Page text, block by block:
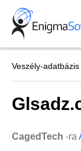
Skip
content
Veszély-adatbázis
CagedTech -ra